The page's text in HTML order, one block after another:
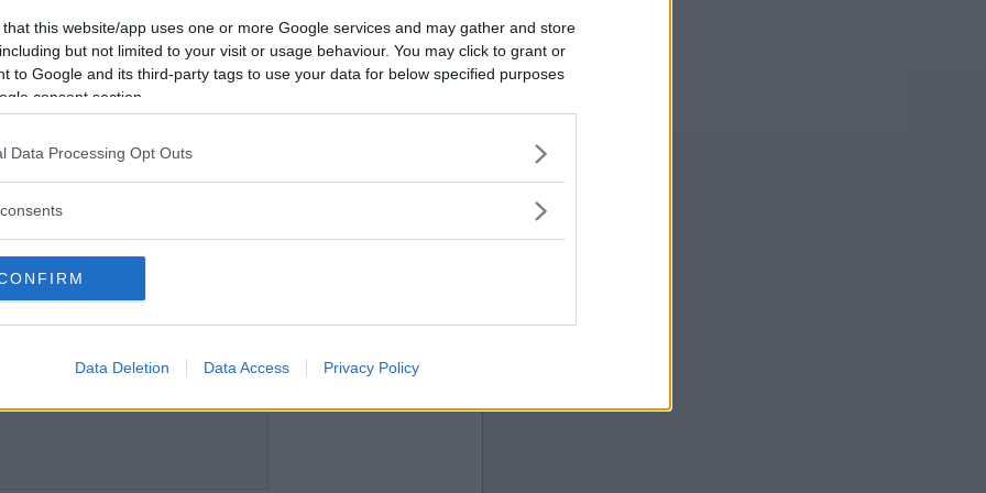
that this website/app uses one or more Google services and may gather and store
but not limited to your visit or usage behaviour. You may click to grant or
to Google and its third-party tags to use your data for below specified purposes
consent section.
Data Processing Opt Outs
Data Deletion Data Access Privacy Policy
sig och jag har svårt för att fixa det. Kan väl för
som dyker upp varje gång jag lagt ett ord på
Vill du bli
medlem?